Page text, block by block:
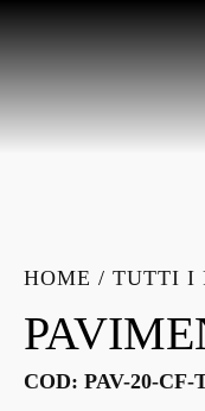
HOME / TUTTI I
COD: PAV-20-CF-